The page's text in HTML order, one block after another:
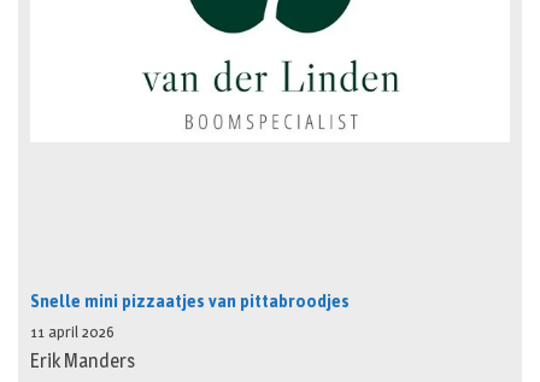
Snelle mini pizzaatjes van pittabroodjes
11 april 2026
Erik Manders